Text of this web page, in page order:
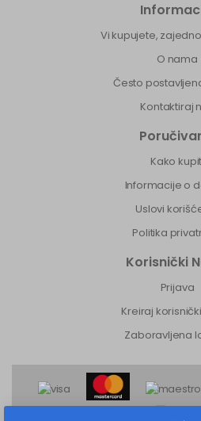
Vi kupujete,
O nama
Često
Kontaktiraj
Kako
Informacije o
Uslovi
Politika
Korisnički
Prijava
Kreiraj
Zaboravljena